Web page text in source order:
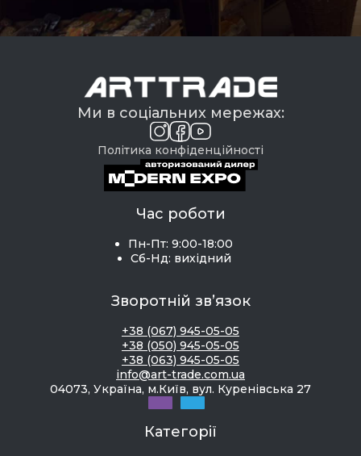
Ми в соціальних мережах:
Політика конфіденційності
Час роботи
Пн-Пт: 9:00-18:00
Сб-Нд: вихідний
Зворотній зв’язок
+38 (067) 945-05-05
+38 (050) 945-05-05
+38 (063) 945-05-05
info@art-trade.com.ua
04073, Україна, м.Київ, вул. Куренівська 27
Категорії